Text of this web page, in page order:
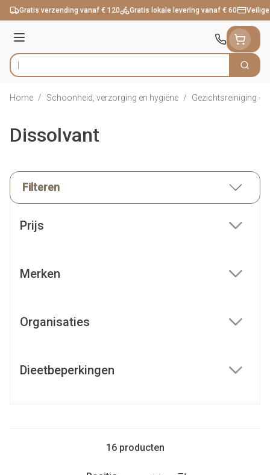
Ga naar de inhoud
Gratis verzending vanaf € 120 Gratis lokale levering vanaf € 60
Menu
Product, merk, categorie... Zoek
Home / Schoonheid, verzorging en hygiëne / Gezichtsreiniging -
Dissolvant
Filteren
Prijs
Merken
Organisaties
Dieetbeperkingen
16producten